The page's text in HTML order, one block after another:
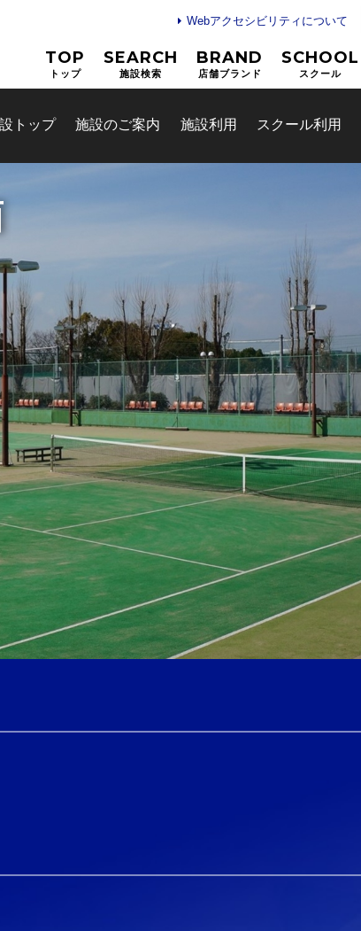
Webアクセシビリティについて
TOP
トップ
SEARCH
施設検索
BRAND
店舗ブランド
SCHOOL
スクール
トップ 施設のご案内 施設利用 スクール利用
大阪市オーパス・スポーツ施設情報システ
ム